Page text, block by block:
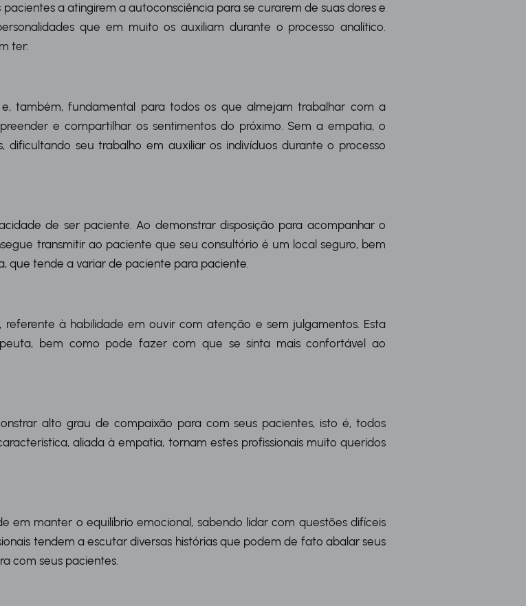
a atingirem a autoconsciência para se curarem de suas dores e
que em muito os auxiliam durante o processo analítico.
ter:
também, fundamental para todos os que almejam trabalhar com a
e compartilhar os sentimentos do próximo. Sem a empatia, o
seu trabalho em auxiliar os indivíduos durante o processo
de ser paciente. Ao demonstrar disposição para acompanhar o
transmitir ao paciente que seu consultório é um local seguro, bem
que tende a variar de paciente para paciente.
à habilidade em ouvir com atenção e sem julgamentos. Esta
bem como pode fazer com que se sinta mais confortável ao
alto grau de compaixão para com seus pacientes, isto é, todos
aliada à empatia, tornam estes profissionais muito queridos
em manter o equilíbrio emocional, sabendo lidar com questões difíceis
tendem a escutar diversas histórias que podem de fato abalar seus
com seus pacientes.